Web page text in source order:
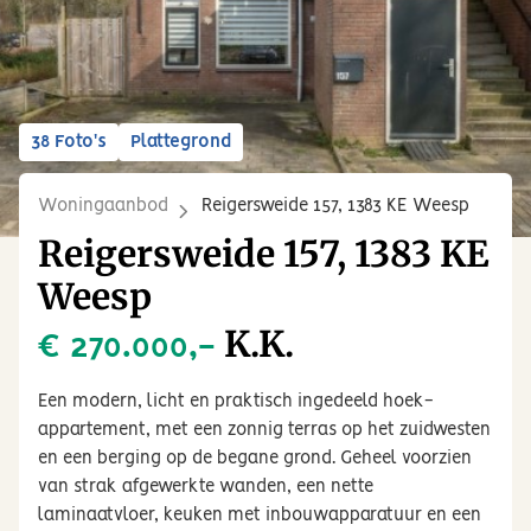
38 Foto's Plattegrond
Woningaanbod Reigersweide 157, 1383 KE Weesp
Reigersweide 157, 1383 KE
Weesp
€ 270.000,- K.K.
Een modern, licht en praktisch ingedeeld hoek-
appartement, met een zonnig terras op het zuidwesten
en een berging op de begane grond. Geheel voorzien
van strak afgewerkte wanden, een nette
laminaatvloer, keuken met inbouwapparatuur en een